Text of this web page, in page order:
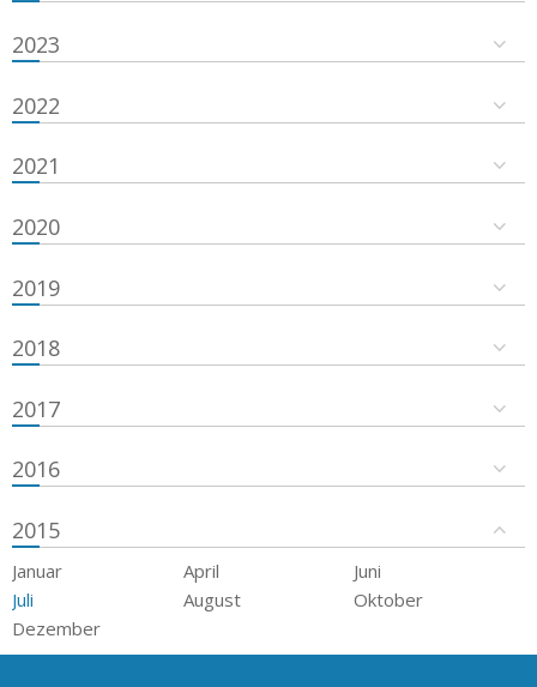
2023
2022
2021
2020
2019
2018
2017
2016
2015
Januar April
Juni
Juli
August
Oktober
Dezember